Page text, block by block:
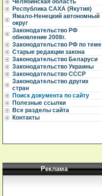
Челябинская область
Республика САХА (Якутия)
Ямало-Ненецкий автономный
округ
Законодательство РФ
обновление 2008г.
Законодательство РФ по теме
Старые редакции закона
Законодательство Беларуси
Законодательство Украины
Законодательство СССР
Законодательство других
стран
Поиск документа по сайту
Полезные ссылки
Все разделы сайта
Контакты
Реклама